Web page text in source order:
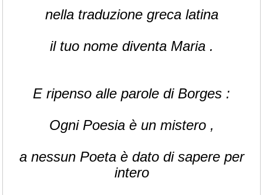
nella traduzione greca latina
il tuo nome diventa Maria .
E ripenso alle parole di Borges :
Ogni Poesia è un mistero ,
a nessun Poeta è dato di sapere per
intero